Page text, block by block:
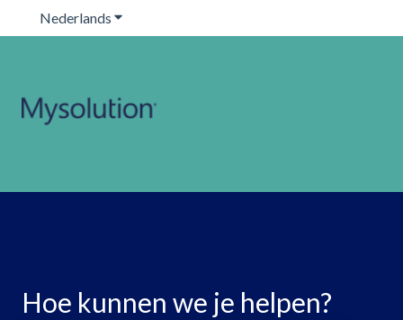
Nederlands Submenu tonen voor vertalingen
Hoe kunnen we je helpen?